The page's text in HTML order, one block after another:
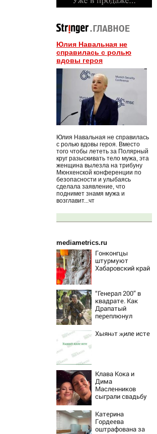
Юлия Навальная не
справилась с ролью
вдовы героя
Юлия Навальная не справилась
с ролью вдовы героя. Вместо
того чтобы лететь за Полярный
круг разыскивать тело мужа, эта
женщина вылезла на трибуну
Мюнхенской конференции по
безопасности и улыбаясь
сделала заявление, что
поднимет знамя мужа и
возглавит...чт
mediametrics.ru
Гонконгцы
штурмуют
Хабаровский край
“Генерал 200” в
квадрате. Как
Драпатый
переплюнул
Хыянәт җиле исте
Клава Кока и
Дима
Масленников
сыграли свадьбу
Катерина
Гордеева
оштрафована за